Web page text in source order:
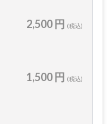
2,500 円 (税込)
1,500 円 (税込)